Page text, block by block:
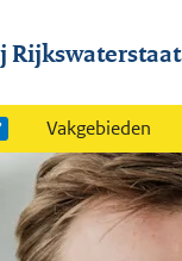
Rijkswaterstaat
Vakgebieden